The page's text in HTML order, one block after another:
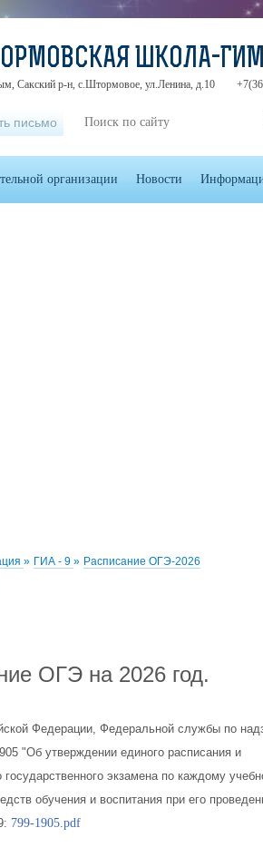
» ГИА - 9 » Расписание ОГЭ-2026
ОГЭ на 2026 год.
Федерации, Федеральной службы по
"Об утверждении единого расписания и
экзамена по каждому
обучения и воспитания при его
799-1905.pdf
ШКОЛА-
Сакский р-н, с.Штормовое, ул.Ленина, д.10
письмо
организации Новости